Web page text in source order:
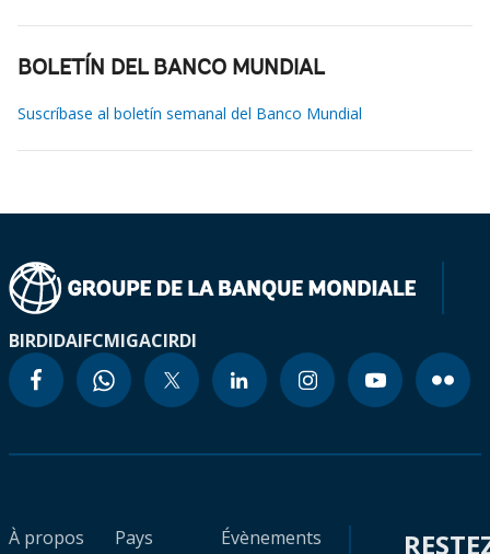
BOLETÍN DEL BANCO MUNDIAL
Suscríbase al boletín semanal del Banco Mundial
BIRDIDAIFCMIGACIRDI
À propos
Pays
Évènements